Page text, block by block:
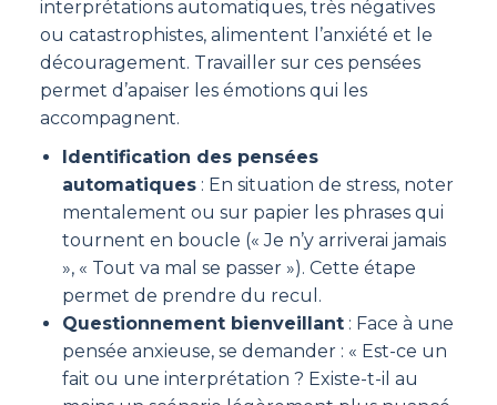
interprétations automatiques, très négatives
ou catastrophistes, alimentent l’anxiété et le
découragement. Travailler sur ces pensées
permet d’apaiser les émotions qui les
accompagnent.
Identification des pensées
automatiques : En situation de stress, noter
mentalement ou sur papier les phrases qui
tournent en boucle (« Je n’y arriverai jamais
», « Tout va mal se passer »). Cette étape
permet de prendre du recul.
Questionnement bienveillant : Face à une
pensée anxieuse, se demander : « Est-ce un
fait ou une interprétation ? Existe-t-il au